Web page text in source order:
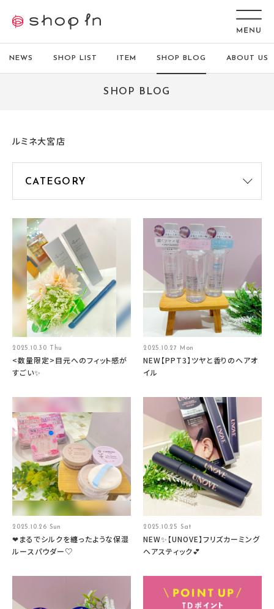
NEWS SHOP LIST ITEM SHOP BLOG ABOUT US
SHOP BLOG
ルミネ大宮店
2025.10.30 Thu
<数量限定>目元へのフィット感が
すごい✨
2025.10.27 Mon
NEW【PPT3】ツヤと香りのヘアオ
イル
2025.10.26 Sun
❤まるでシルクを纏ったような保湿
ルースパウダー♡
2025.10.25 Sat
NEW✨【UNOVE】フリズカーミング
ヘアスティック💕